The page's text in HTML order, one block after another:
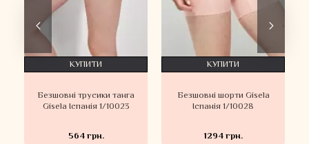
Безшовні трусики танга
Gisela Іспанія 1/10023
564 грн.
КУПИТИ
Безшовні шорти Gisela
Іспанія 1/10028
1294 грн.
КУПИТИ